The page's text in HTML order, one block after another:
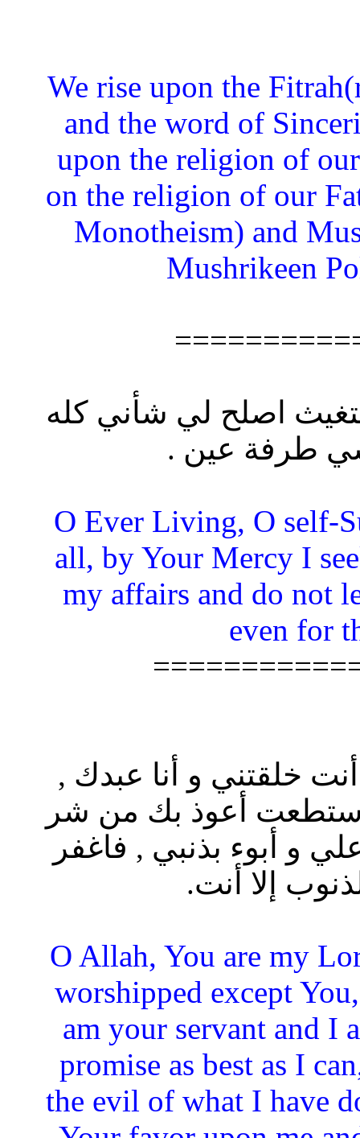
“We rise upon the
and the word of
upon the religion of
on the religion of our
Monotheism) and
Mushrikeen
اصلح لي شأني كله
طرفة عين .
“O Ever Living, O self-
all, by Your Mercy I
my affairs and do not
even for
أنت خلقتني و أنا عبدك ,
أعوذ بك من شر
و أبوء بذنبي , فاغفر
إلا أنت.
“O Allah, You are my
worshipped except
am your servant and I
promise as best as I
the evil of what I have